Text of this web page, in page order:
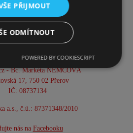
+420 731 293 702
info@artmn.cz
- Bc. Markéta NĚMCOVÁ
17, 750 02 Přerov
IČ: 08737134
a.s., č.ú.: 87371348/2010
nás na Facebooku
PŘIJMOUT
ODMÍTNOUT
POWERED BY COOKIESCRIPT